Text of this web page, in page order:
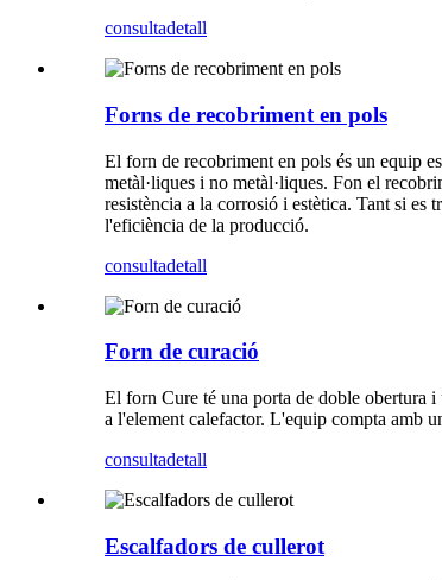
consultadetall
Forns de recobriment en pols
El forn de recobriment en pols és un equip
metàl·liques i no metàl·liques. Fon el
resistència a la corrosió i estètica. Tant si es
l'eficiència de la producció.
consultadetall
Forn de curació
El forn Cure té una porta de doble obertura
a l'element calefactor. L'equip compta amb
consultadetall
Escalfadors de cullerot